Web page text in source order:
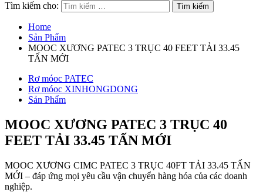
Tìm kiếm cho:
Home
Sản Phẩm
MOOC XƯƠNG PATEC 3 TRỤC 40 FEET TẢI 33.45
TẤN MỚI
Rơ móoc PATEC
Rơ móoc XINHONGDONG
Sản Phẩm
MOOC XƯƠNG PATEC 3 TRỤC 40
FEET TẢI 33.45 TẤN MỚI
MOOC XƯƠNG CIMC PATEC 3 TRỤC 40FT TẢI 33.45 TẤN
MỚI – đáp ứng mọi yêu cầu vận chuyển hàng hóa của các doanh
nghiệp.